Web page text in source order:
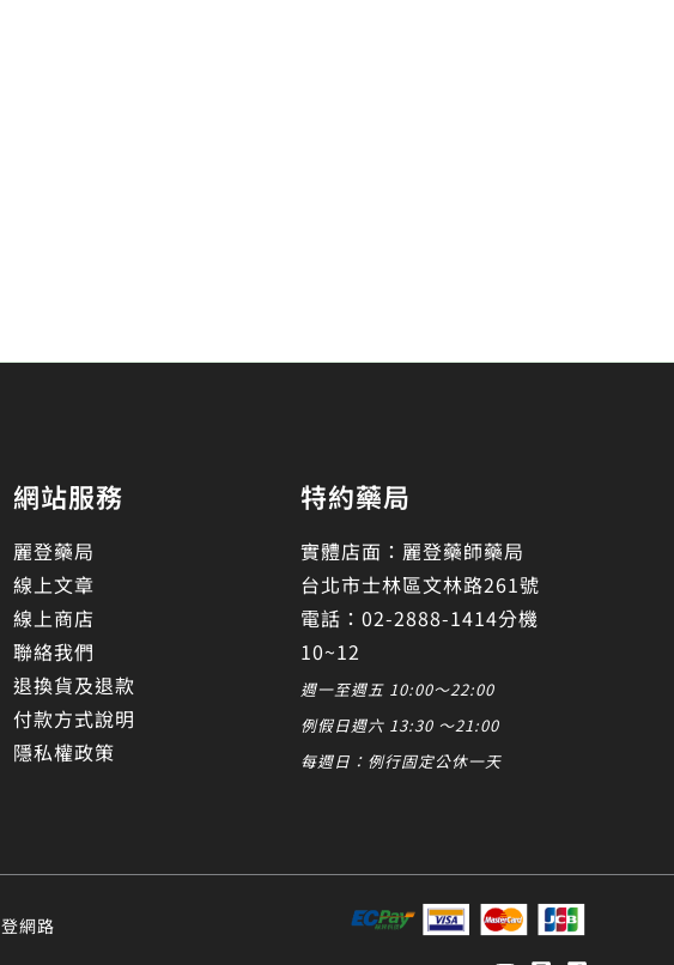
網站服務
麗登藥局
線上文章
線上商店
聯絡我們
退換貨及退款
付款方式說明
隱私權政策
特約藥局
實體店面：麗登藥師藥局
台北市士林區文林路261號
電話：02-2888-1414分機
10~12
週一至週五 10:00～22:00
例假日週六 13:30 ～21:00
每週日：例行固定公休一天
網路